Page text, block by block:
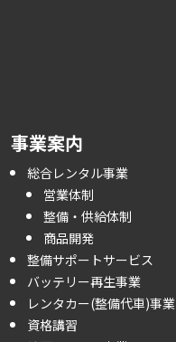
事業案内
総合レンタル事業
営業体制
整備・供給体制
商品開発
整備サポートサービス
バッテリー再生事業
レンタカー(整備代車)事業
資格講習